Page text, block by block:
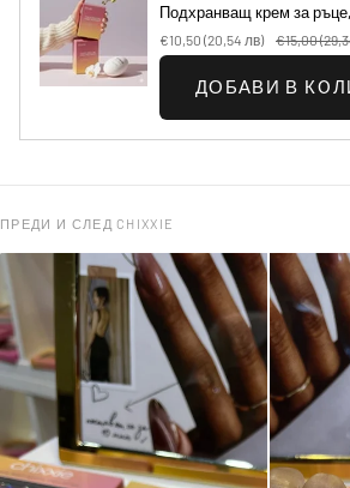
Подхранващ крем за
€10,50 (20,54 лв) €15,00
ДОБАВИ В
ПРЕДИ И СЛЕД CHIXXIE